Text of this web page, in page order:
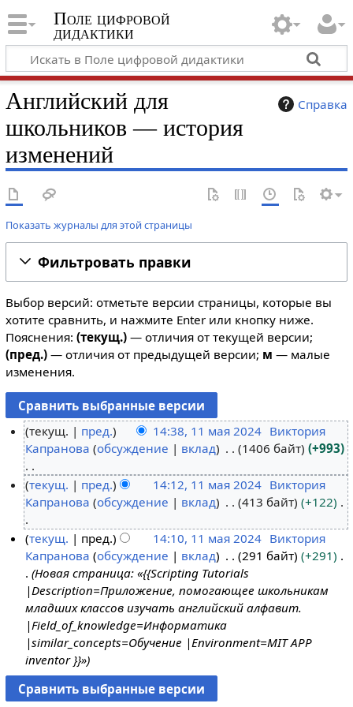
Поле цифровой
дидактики
Справка
Английский для
школьников — история
изменений
Показать журналы для этой страницы
Фильтровать правки
Выбор версий: отметьте версии страницы, которые вы
хотите сравнить, и нажмите Enter или кнопку ниже.
Пояснения: (текущ.)— отличия от текущей версии;
(пред.)— отличия от предыдущей версии; м — малые
изменения.
м
2
текущ. пред. 14:38, 11 мая 2024 Виктория
Капранова обсуждение вклад 1406 байт +993
Н
е
о
п
с
а
н
и
я
п
р
текущ. пред. 14:12, 11 мая 2024 Виктория
Капранова обсуждение вклад 413 байт +122
Н
е
т
о
п
и
с
а
н
и
текущ. пред. 14:10, 11 мая 2024 Виктория
Капранова обсуждение вклад 291 байт
+291
Новая страница: «{{Scripting Tutorials
|Description=Приложение, помогающее школьникам
младших классов изучать английский алфавит.
|Field_of_knowledge=Информатика
|similar_concepts=Обучение |Environment=MIT APP
inventor }}»